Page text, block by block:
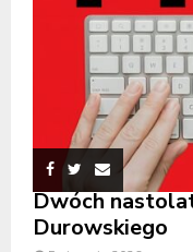
Dwóch
Durowskiego